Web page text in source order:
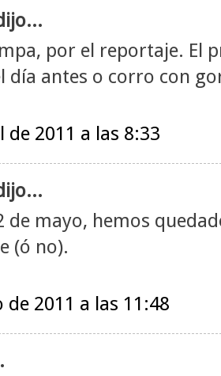
por el reportaje. El
día antes o corro con
de 2011 a las 8:33
de mayo, hemos
(ó no).
de 2011 a las 11:48